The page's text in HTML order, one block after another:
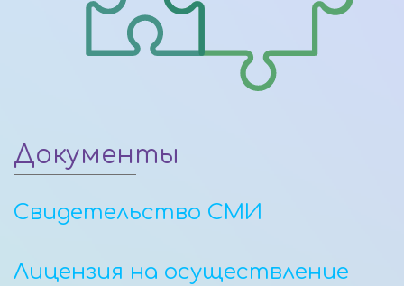
Документы
Свидетельство СМИ
Лицензия на осуществление